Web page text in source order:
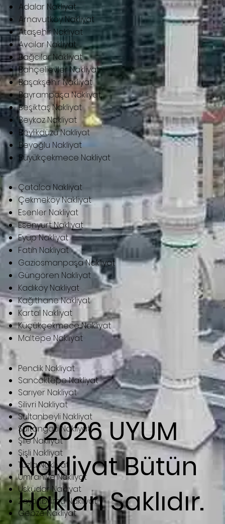
© 2026UYUM
NakliyatBütün
Hakları Saklıdır.
Çatalca Nakliyat
Çekmeköy Nakliyat
Esenler Nakliyat
Esenyurt Nakliyat
Eyüp Nakliyat
Fatih Nakliyat
Gaziosmanpaşa Nakliyat
Güngören Nakliyat
Kadıköy Nakliyat
Kağıthane Nakliyat
Kartal Nakliyat
Küçükçekmece Nakliyat
Maltepe Nakliyat
Pendik Nakliyat
Sancaktepe Nakliyat
Sarıyer Nakliyat
Silivri Nakliyat
Sultanbeyli Nakliyat
Sultangazi Nakliyat
Şile Nakliyat
Şişli Nakliyat
Tuzla Nakliyat
Ümraniye Nakliyat
Üsküdar Nakliyat
Zeytinburnu Nakliyat
Gebze Nakliyat
Adalar Nakliyat
Arnavutköy Nakliyat
Ataşehir Nakliyat
Avcılar Nakliyat
Bağcılar Nakliyat
Bahçelievler Nakliyat
Başakşehir Nakliyat
Bayrampaşa Nakliyat
Beşiktaş Nakliyat
Beykoz Nakliyat
Beylikdüzü Nakliyat
Beyoğlu Nakliyat
Büyükçekmece Nakliyat